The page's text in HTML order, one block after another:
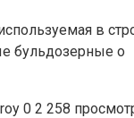
в
бульдозерные о
0 2 258